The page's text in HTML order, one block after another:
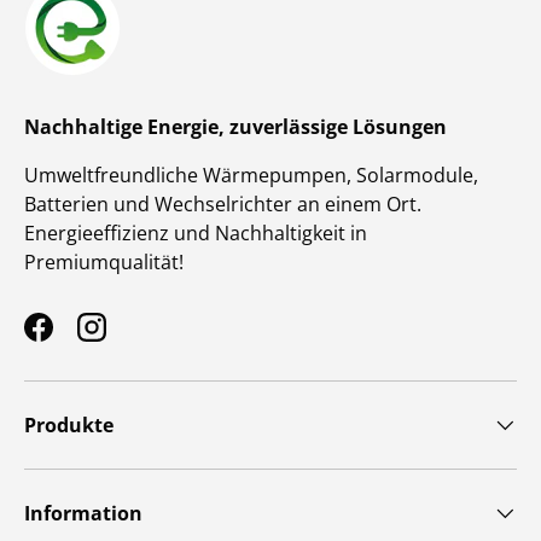
Nachhaltige Energie, zuverlässige Lösungen
Umweltfreundliche Wärmepumpen, Solarmodule,
Batterien und Wechselrichter an einem Ort.
Energieeffizienz und Nachhaltigkeit in
Premiumqualität!
FacebookInstagram
Produkte
Information